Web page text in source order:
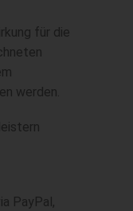
für die
werden.
PayPal,